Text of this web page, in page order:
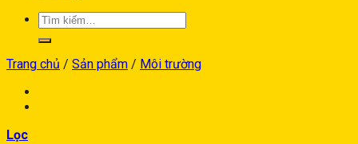
Trang chủ / Sản phẩm / Môi trường
Lọc